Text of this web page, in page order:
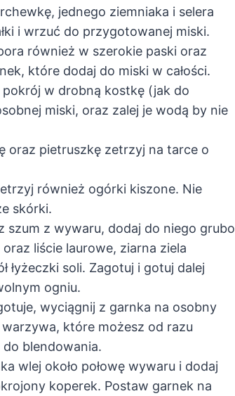
jednego ziemniaka i selera
i wrzuć do przygotowanej miski.
również w szerokie paski oraz
które dodaj do miski w całości.
pokrój w drobną kostkę (jak do
miski, oraz zalej je wodą by nie
oraz pietruszkę zetrzyj na tarce o
również ogórki kiszone. Nie
skórki.
szum z wywaru, dodaj do niego grubo
liście laurowe, ziarna ziela
łyżeczki soli. Zagotuj i gotuj dalej
ogniu.
wyciągnij z garnka na osobny
które możesz od razu
blendowania.
wlej około połowę wywaru i dodaj
koperek. Postaw garnek na